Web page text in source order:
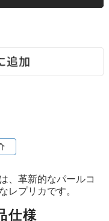
、革新的なパールコ
レプリカです。
仕様